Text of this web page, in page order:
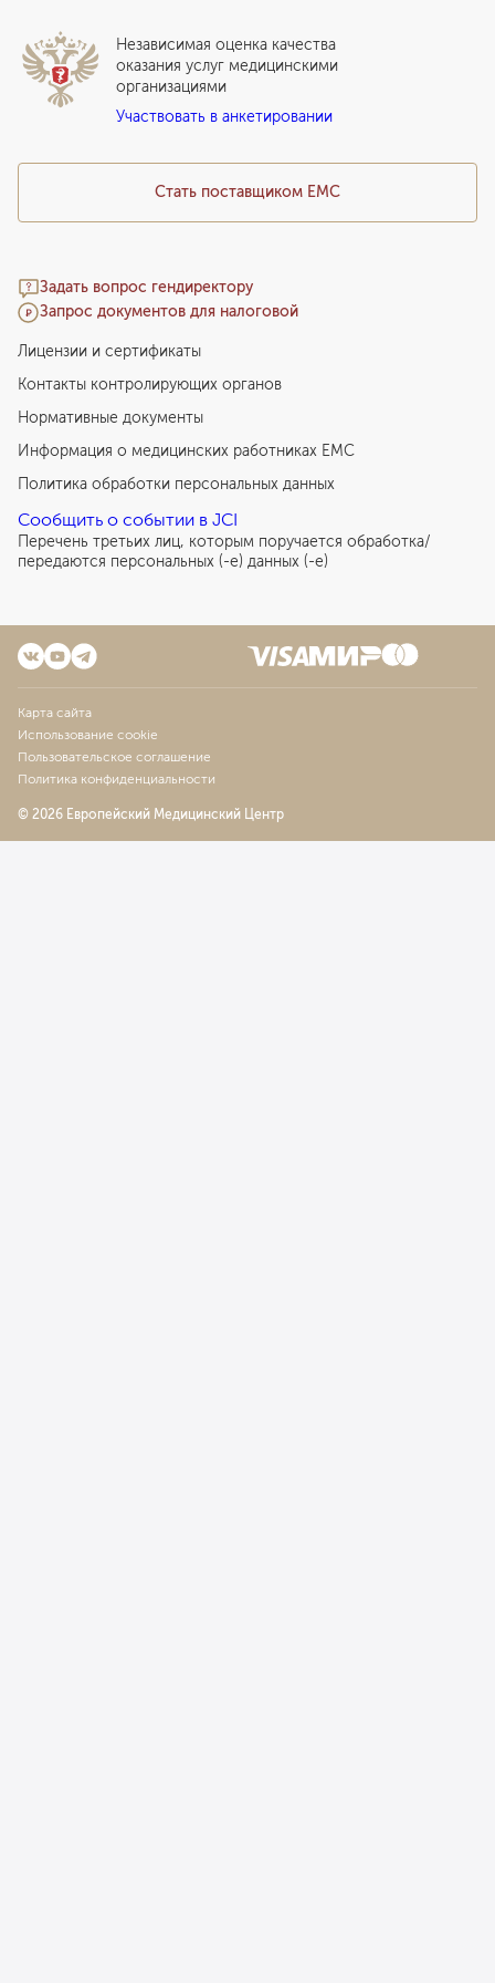
Прайс-лист
Подарочный сертификат EMC
Медицинский туризм
Программы привилегий
Стать поставщиком ЕМС
Задать вопрос гендиректору
Запрос документов для налоговой
Независимая оценка качества
оказания услуг медицинскими
организациями
Участвовать в анкетировании
Лицензии и сертификаты
Контакты контролирующих органов
Нормативные документы
Информация о медицинских работниках EMC
Политика обработки персональных данных
Сообщить о событии в JCI
Перечень третьих лиц, которым поручается обработка/
передаются персональных (-е) данных (-е)
Карта сайта
Использование cookie
Пользовательское соглашение
Политика конфиденциальности
© 2026 Европейский Медицинский Центр